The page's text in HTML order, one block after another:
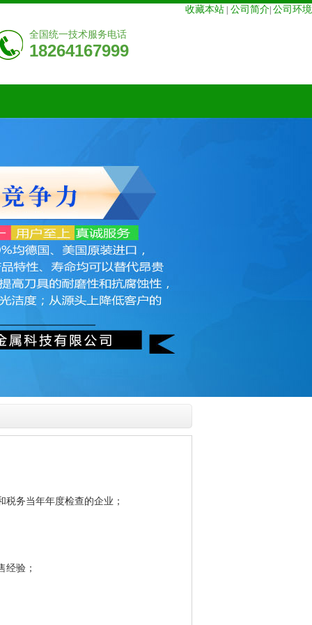
收藏本站 公司简介 公司环境
全国统一技术服务电话
18264167999
务当年年度检查的企业；
经验；